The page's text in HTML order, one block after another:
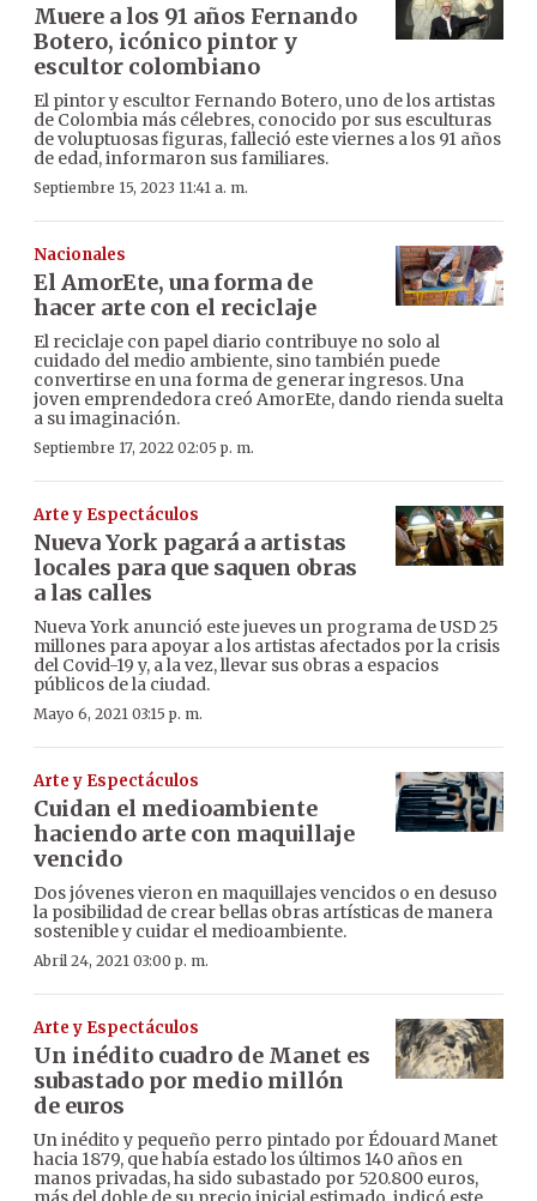
Muere a los 91 años Fernando
Botero, icónico pintor y
escultor colombiano
El pintor y escultor Fernando Botero, uno de los artistas
de Colombia más célebres, conocido por sus esculturas
de voluptuosas figuras, falleció este viernes a los 91 años
de edad, informaron sus familiares.
Septiembre 15, 2023 11:41 a. m.
Nacionales
El AmorEte, una forma de
hacer arte con el reciclaje
El reciclaje con papel diario contribuye no solo al
cuidado del medio ambiente, sino también puede
convertirse en una forma de generar ingresos. Una
joven emprendedora creó AmorEte, dando rienda suelta
a su imaginación.
Septiembre 17, 2022 02:05 p. m.
Arte y Espectáculos
Nueva York pagará a artistas
locales para que saquen obras
a las calles
Nueva York anunció este jueves un programa de USD 25
millones para apoyar a los artistas afectados por la crisis
del Covid-19 y, a la vez, llevar sus obras a espacios
públicos de la ciudad.
Mayo 6, 2021 03:15 p. m.
Arte y Espectáculos
Cuidan el medioambiente
haciendo arte con maquillaje
vencido
Dos jóvenes vieron en maquillajes vencidos o en desuso
la posibilidad de crear bellas obras artísticas de manera
sostenible y cuidar el medioambiente.
Abril 24, 2021 03:00 p. m.
Arte y Espectáculos
Un inédito cuadro de Manet es
subastado por medio millón
de euros
Un inédito y pequeño perro pintado por Édouard Manet
hacia 1879, que había estado los últimos 140 años en
manos privadas, ha sido subastado por 520.800 euros,